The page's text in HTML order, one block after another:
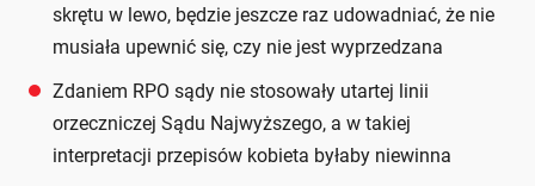
skrętu w lewo, będzie jeszcze raz udowadniać, że nie
musiała upewnić się, czy nie jest wyprzedzana
Zdaniem RPO sądy nie stosowały utartej linii
orzeczniczej Sądu Najwyższego, a w takiej
interpretacji przepisów kobieta byłaby niewinna